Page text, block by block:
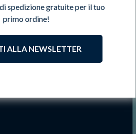
spedizione gratuite per il tuo
primo ordine!
ALLA NEWSLETTER